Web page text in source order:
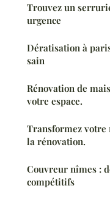
Trouvez un
urgence
Dératisation à
sain
Rénovation de
votre espace.
Transformez votre
la rénovation.
Couvreur nîmes :
compétitifs